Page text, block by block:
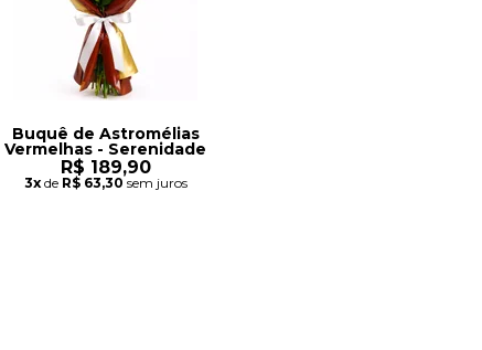
Buquê de Astromélias
Vermelhas - Serenidade
R$ 189,90
3xde R$ 63,30 sem juros